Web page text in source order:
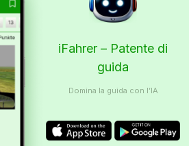
iFahrer – Patente di
guida
Domina la guida con l’IA